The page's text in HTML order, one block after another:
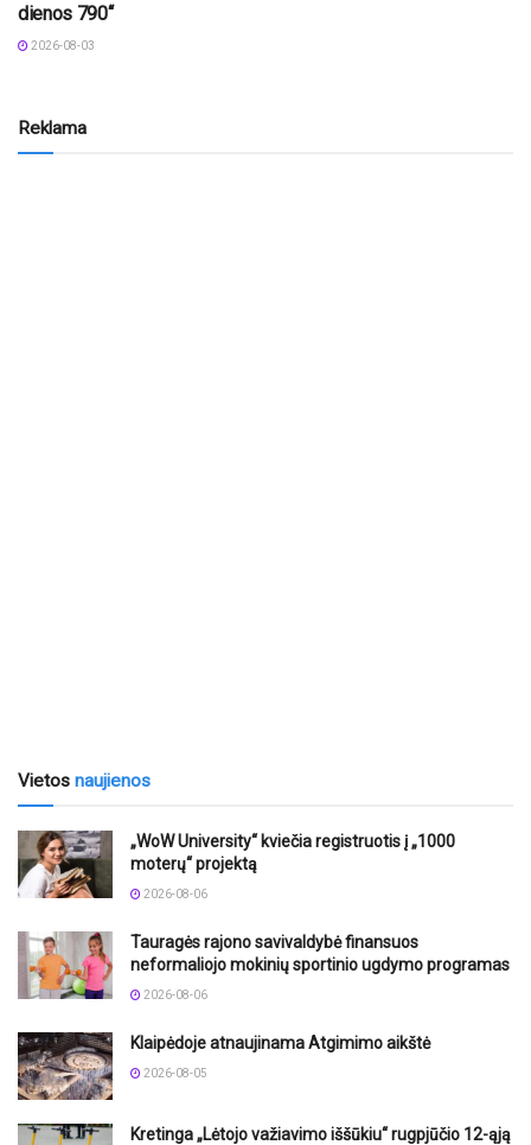
dienos 790“
2026-08-03
Reklama
Vietos naujienos
„WoW University“ kviečia registruotis į „1000
moterų“ projektą
2026-08-06
Tauragės rajono savivaldybė finansuos
neformaliojo mokinių sportinio ugdymo programas
2026-08-06
Klaipėdoje atnaujinama Atgimimo aikštė
2026-08-05
Kretinga „Lėtojo važiavimo iššūkiu“ rugpjūčio 12-ąją